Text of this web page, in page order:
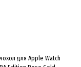
для Apple Watch